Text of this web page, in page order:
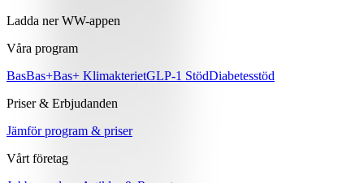
Ladda ner WW-appen
Våra program
BasBas+Bas+ KlimakterietGLP-1 StödDiabetesstöd
Priser & Erbjudanden
Jämför program & priser
Vårt företag